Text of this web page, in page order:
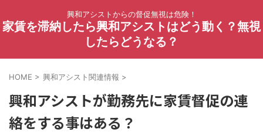
興和アシストからの督促無視は危険！
家賃を滞納したら興和アシストはどう動く？無視
したらどうなる？
HOME > 興和アシスト関連情報 >
興和アシストが勤務先に家賃督促の連
絡をする事はある？